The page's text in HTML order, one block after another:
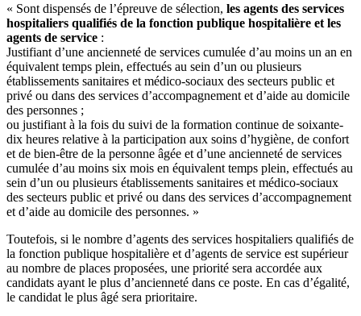
« Sont dispensés de l’épreuve de sélection, les agents des services
hospitaliers qualifiés de la fonction publique hospitalière et les
agents de service :
Justifiant d’une ancienneté de services cumulée d’au moins un an en
équivalent temps plein, effectués au sein d’un ou plusieurs
établissements sanitaires et médico-sociaux des secteurs public et
privé ou dans des services d’accompagnement et d’aide au domicile
des personnes ;
ou justifiant à la fois du suivi de la formation continue de soixante-
dix heures relative à la participation aux soins d’hygiène, de confort
et de bien-être de la personne âgée et d’une ancienneté de services
cumulée d’au moins six mois en équivalent temps plein, effectués au
sein d’un ou plusieurs établissements sanitaires et médico-sociaux
des secteurs public et privé ou dans des services d’accompagnement
et d’aide au domicile des personnes. »
Toutefois, si le nombre d’agents des services hospitaliers qualifiés de
la fonction publique hospitalière et d’agents de service est supérieur
au nombre de places proposées, une priorité sera accordée aux
candidats ayant le plus d’ancienneté dans ce poste. En cas d’égalité,
le candidat le plus âgé sera prioritaire.